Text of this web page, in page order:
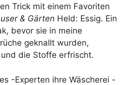
Trick mit einem Favoriten
& Gärten Held: Essig. Ein
bevor sie in meine
geknallt wurden,
die Stoffe erfrischt.
-Experten ihre Wäscherei -